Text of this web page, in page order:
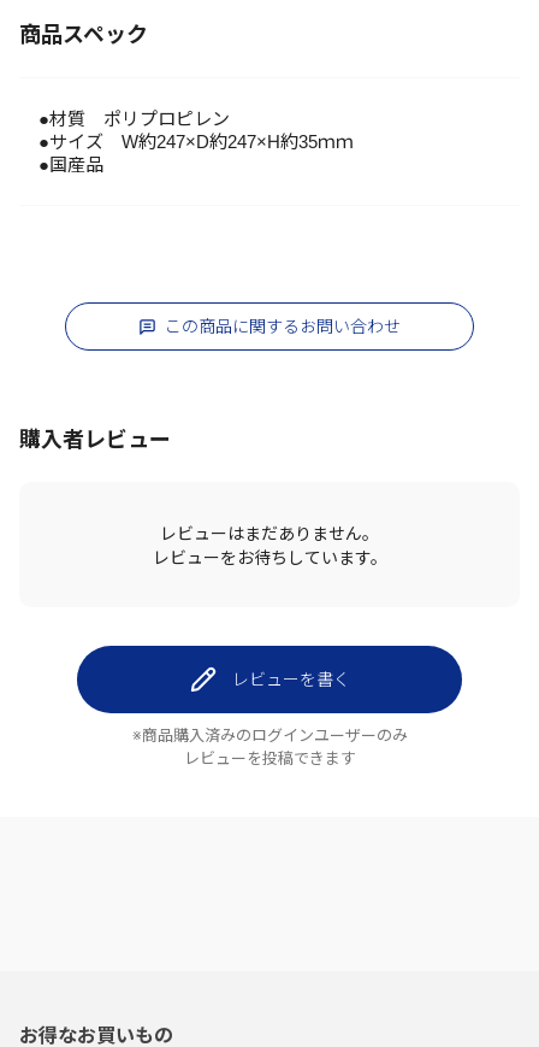
商品スペック
●材質 ポリプロピレン
●サイズ W約247×D約247×H約35ｍｍ
●国産品
この商品に関するお問い合わせ
購入者レビュー
レビューはまだありません。
レビューをお待ちしています。
レビューを書く
※商品購入済みのログインユーザーのみ
レビューを投稿できます
お得なお買いもの